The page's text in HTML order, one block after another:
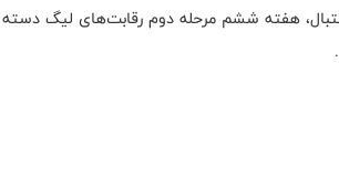
هفته ششم مرحله دوم رقابت‌های لیگ دسته